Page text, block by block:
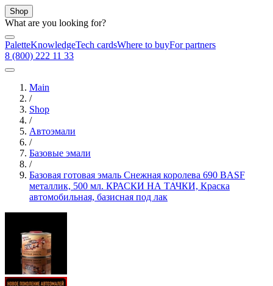
Shop
What are you looking for?
PaletteKnowledgeTech cardsWhere to buyFor partners
8 (800) 222 11 33
Main
/
Shop
/
Автоэмали
/
Базовые эмали
/
Базовая готовая эмаль Снежная королева 690 BASF
металлик, 500 мл. КРАСКИ НА ТАЧКИ, Краска
автомобильная, базисная под лак